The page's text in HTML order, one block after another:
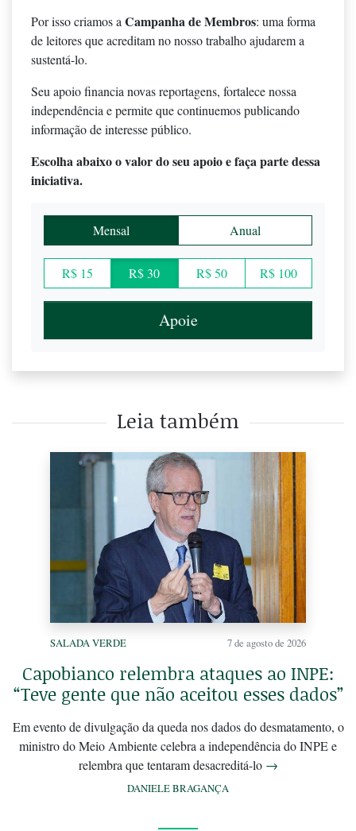
Por isso criamos aCampanha de Membros: uma forma
de leitores que acreditam no nosso trabalho ajudarem a
sustentá-lo.
Seu apoio financia novas reportagens, fortalece nossa
independência e permite que continuemos publicando
informação de interesse público.
Escolha abaixo o valor do seu apoio e faça parte dessa
iniciativa.
Mensal Anual
R$ 15 R$ 30 R$ 50 R$ 100
Apoie
Leia também
SALADA VERDE 7 de agosto de 2026
Capobianco relembra ataques ao INPE:
“Teve gente que não aceitou esses dados”
Em evento de divulgação da queda nos dados do desmatamento, o
ministro do Meio Ambiente celebra a independência do INPE e
relembra que tentaram desacreditá-lo →
DANIELE BRAGANÇA